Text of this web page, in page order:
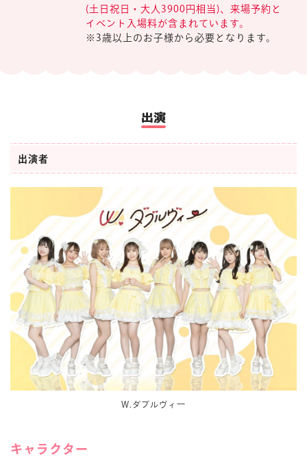
(土日祝日・大人3900円相当)、来場予約と
イベント入場料が含まれています。
※3歳以上のお子様から必要となります。
出演
出演者
W.ダブルヴィ一
キャラクター